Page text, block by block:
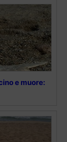
e muore: